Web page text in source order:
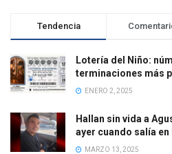
Tendencia
Lotería del Niño:
terminaciones más
ENERO 2, 2025
Hallan sin vida a
ayer cuando salía
MARZO 13, 2025